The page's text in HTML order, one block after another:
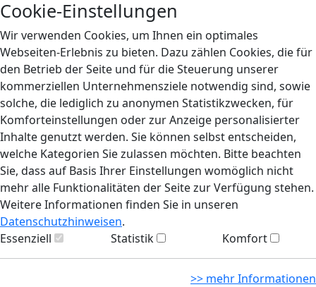
Cookie-Einstellungen
Wir verwenden Cookies, um Ihnen ein optimales
Webseiten-Erlebnis zu bieten. Dazu zählen Cookies, die für
den Betrieb der Seite und für die Steuerung unserer
kommerziellen Unternehmensziele notwendig sind, sowie
solche, die lediglich zu anonymen Statistikzwecken, für
Komforteinstellungen oder zur Anzeige personalisierter
Inhalte genutzt werden. Sie können selbst entscheiden,
welche Kategorien Sie zulassen möchten. Bitte beachten
Sie, dass auf Basis Ihrer Einstellungen womöglich nicht
mehr alle Funktionalitäten der Seite zur Verfügung stehen.
Weitere Informationen finden Sie in unseren
Datenschutzhinweisen.
Essenziell
Statistik Komfort
>> mehr Informationen